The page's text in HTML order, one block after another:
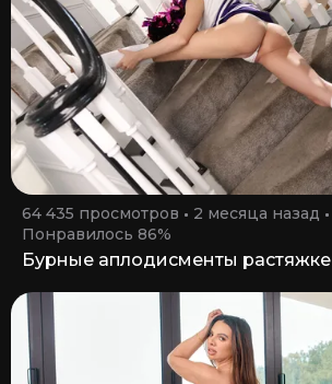
64 435 просмотров
2 месяца назад
Понравилось 86%
Бурные аплодисменты растяжке